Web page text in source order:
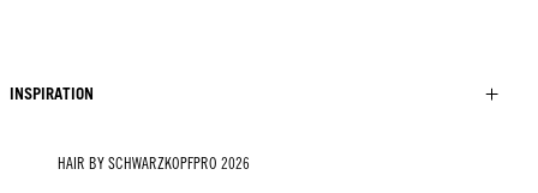
INSPIRATION
HAIR BY SCHWARZKOPFPRO 2026